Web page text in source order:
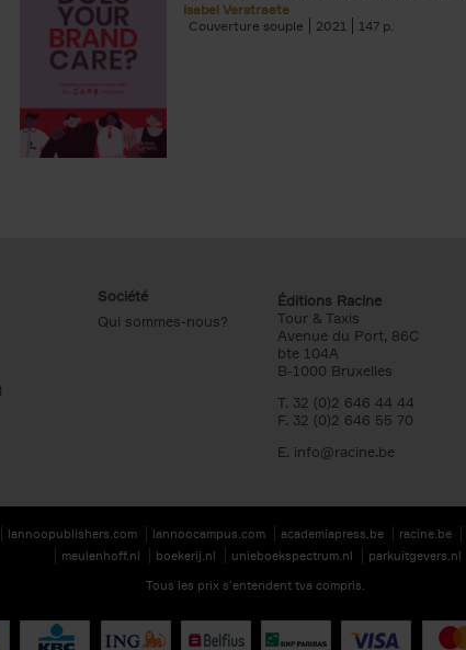
Isabel Verstraete
Couverture souple
2021 147
Société
Qui sommes-nous?
Éditions Racine
Tour & Taxis
Avenue du Port, 86C
bte 104A
B-1000 Bruxelles
T. 32 (0)2 646 44 44
F. 32 (0)2 646 55 70
E. info@racine.be
lannoopublishers.com lannoocampus.com academiapress.be racine.be
meulenhoff.nl
boekerij.nl unieboekspectrum.nl
parkuitgevers.nl
Tous les prix s’entendent tva compris.